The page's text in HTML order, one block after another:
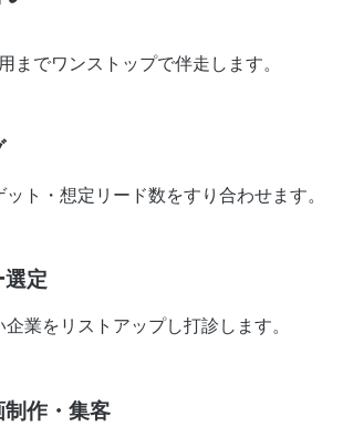
までワンストップで伴走します。
ット・想定リード数をすり合わせます。
選定
業をリストアップし打診します。
作・集客